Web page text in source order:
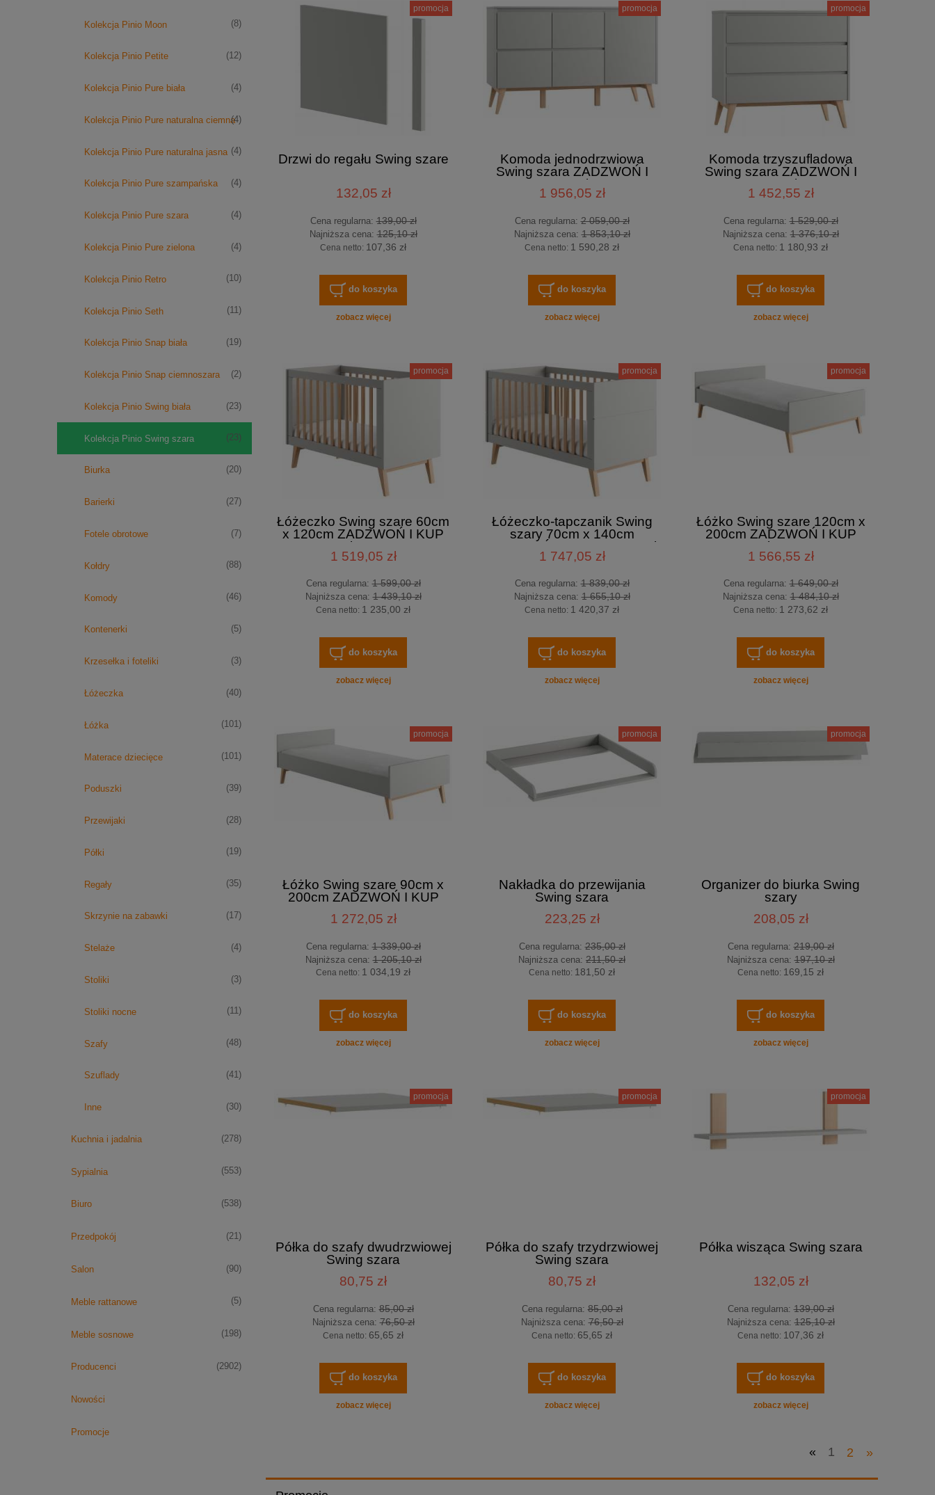
Kolekcja Pinio Moon (8)
Kolekcja Pinio Petite (12)
Kolekcja Pinio Pure biała (4)
Kolekcja Pinio Pure naturalna ciemna(4)
Kolekcja Pinio Pure naturalna jasna (4)
Kolekcja Pinio Pure szampańska (4)
Kolekcja Pinio Pure szara (4)
Kolekcja Pinio Pure zielona (4)
Kolekcja Pinio Retro (10)
Kolekcja Pinio Seth (11)
Kolekcja Pinio Snap biała (19)
Kolekcja Pinio Snap ciemnoszara (2)
Kolekcja Pinio Swing biała (23)
Kolekcja Pinio Swing szara (23)
Biurka (20)
Barierki (27)
Fotele obrotowe (7)
Kołdry (88)
Komody (46)
Kontenerki (5)
Krzesełka i foteliki (3)
Łóżeczka (40)
Łóżka (101)
Materace dziecięce (101)
Poduszki (39)
Przewijaki (28)
Półki (19)
Regały (35)
Skrzynie na zabawki (17)
Stelaże (4)
Stoliki (3)
Stoliki nocne (11)
Szafy (48)
Szuflady (41)
Inne (30)
Kuchnia i jadalnia (278)
Sypialnia (553)
Biuro (538)
Przedpokój (21)
Salon (90)
Meble rattanowe (5)
Meble sosnowe (198)
Producenci (2902)
Nowości
Promocje
Drzwi do regału Swing szare
132,05 zł
Cena regularna:139,00 zł
Najniższa cena:125,10 zł
Cena netto: 107,36 zł
do koszyka
zobacz więcej
promocja
Komoda jednodrzwiowa
Swing szara ZADZWOŃ I
KUP TANIEJ tel. 601-892-
200
1 956,05 zł
Cena regularna:2 059,00 zł
Najniższa cena:1 853,10 zł
Cena netto: 1 590,28 zł
do koszyka
zobacz więcej
promocja
Komoda trzyszufladowa
Swing szara ZADZWOŃ I
KUP TANIEJ tel. 601-892-
200
1 452,55 zł
Cena regularna:1 529,00 zł
Najniższa cena:1 376,10 zł
Cena netto: 1 180,93 zł
do koszyka
zobacz więcej
promocja
Łóżeczko Swing szare 60cm
x 120cm ZADZWOŃ I KUP
TANIEJ tel. 601-892-200
1 519,05 zł
Cena regularna:1 599,00 zł
Najniższa cena:1 439,10 zł
Cena netto: 1 235,00 zł
do koszyka
zobacz więcej
promocja
Łóżeczko-tapczanik Swing
szary 70cm x 140cm
ZADZWOŃ I KUP TANIEJ tel.
601-892-200
1 747,05 zł
Cena regularna:1 839,00 zł
Najniższa cena:1 655,10 zł
Cena netto: 1 420,37 zł
do koszyka
zobacz więcej
promocja
Łóżko Swing szare 120cm x
200cm ZADZWOŃ I KUP
TANIEJ tel. 601-892-200
1 566,55 zł
Cena regularna:1 649,00 zł
Najniższa cena:1 484,10 zł
Cena netto: 1 273,62 zł
do koszyka
zobacz więcej
promocja
Łóżko Swing szare 90cm x
200cm ZADZWOŃ I KUP
1 272,05 zł
Cena regularna:1 339,00 zł
Najniższa cena:1 205,10 zł
Cena netto: 1 034,19 zł
do koszyka
zobacz więcej
promocja
Nakładka do przewijania
Swing szara
223,25 zł
Cena regularna:235,00 zł
Najniższa cena: 211,50 zł
Cena netto: 181,50 zł
do koszyka
zobacz więcej
promocja
Organizer do biurka Swing
szary
208,05 zł
Cena regularna:219,00 zł
Najniższa cena:197,10 zł
Cena netto: 169,15 zł
do koszyka
zobacz więcej
promocja
Półka do szafy dwudrzwiowej
Swing szara
80,75 zł
Cena regularna:85,00 zł
Najniższa cena:76,50 zł
Cena netto: 65,65 zł
do koszyka
zobacz więcej
promocja
Półka do szafy trzydrzwiowej
Swing szara
80,75 zł
Cena regularna:85,00 zł
Najniższa cena:76,50 zł
Cena netto: 65,65 zł
do koszyka
zobacz więcej
promocja
Półka wisząca Swing szara
132,05 zł
Cena regularna:139,00 zł
Najniższa cena:125,10 zł
Cena netto: 107,36 zł
do koszyka
zobacz więcej
promocja
« 1 2 »